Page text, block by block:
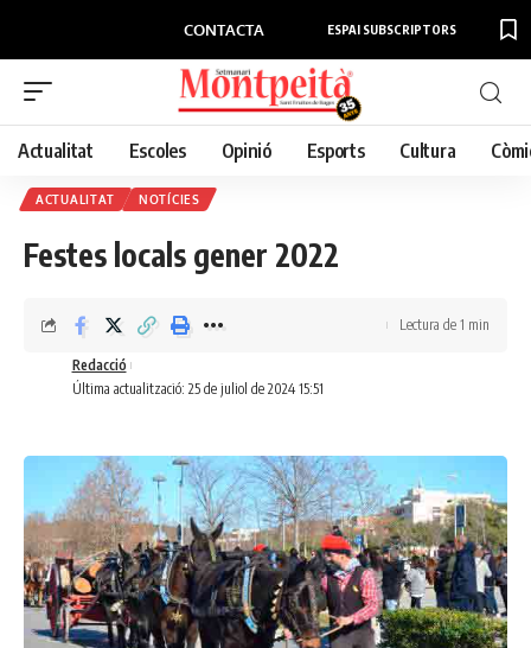
CONTACTA ESPAI SUBSCRIPTORS
Actualitat Escoles Opinió Esports Cultura
ACTUALITAT NOTÍCIES
Festes locals gener 2022
Última actualització: 25 de juliol de 2024 15:51
Redacció
Lectura de 1 min